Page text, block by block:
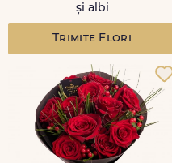
și albi
Trimite Flori